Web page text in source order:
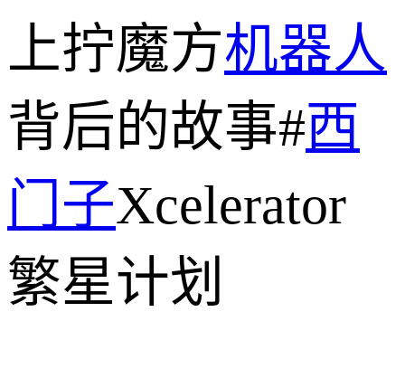
上拧魔方机器人
背后的故事#西
门子Xcelerator
繁星计划